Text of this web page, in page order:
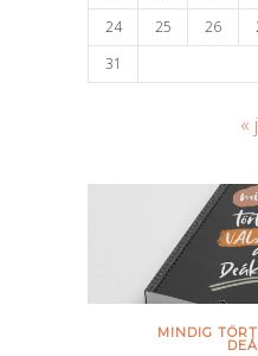
24
25 26
31
«
MINDIG